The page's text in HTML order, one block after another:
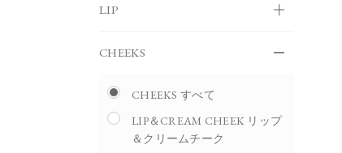
LIP
CHEEKS
CHEEKS すべて
LIP＆CREAM CHEEK リップ
＆クリームチーク